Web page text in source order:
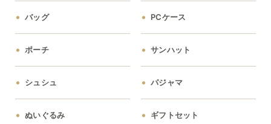
バッグ PCケース
ポーチ サンハット
シュシュ パジャマ
ぬいぐるみ ギフトセット